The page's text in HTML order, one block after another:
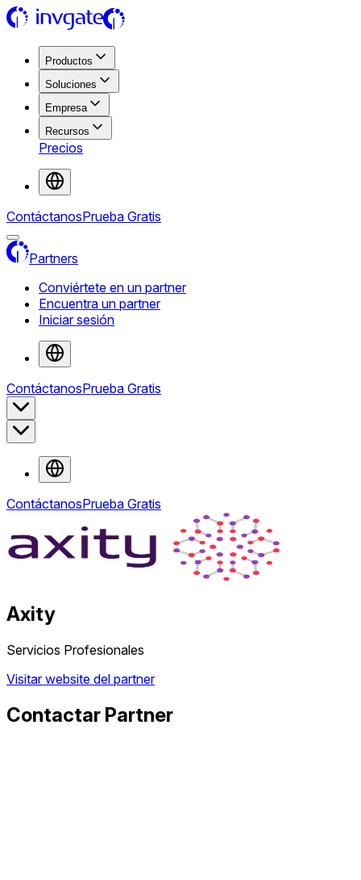
Productos
Soluciones
Empresa
Recursos
Precios
ContáctanosPrueba Gratis
Partners
Conviértete en un partner
Encuentra un partner
Iniciar sesión
ContáctanosPrueba Gratis
ContáctanosPrueba Gratis
Axity
Servicios Profesionales
Visitar website del partner
Contactar Partner